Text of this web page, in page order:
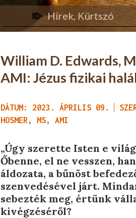
Hírek, Kürtszó
William D. Edwards,
AMI: Jézus fizikai
DÁTUM: 2023. ÁPRILIS 09.
HOSMER, MS, AMI
„Úgy szerette Isten e
Őbenne, el ne vesszen,
áldozata, a bűnöst
szenvedésével járt.
sebezték meg, értünk
kivégzéséről?